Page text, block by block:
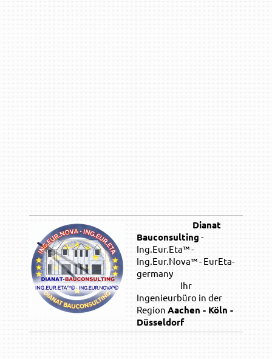
Dianat
Bauconsulting -
Ing.Eur.Eta™ -
Ing.Eur.Nova™ - EurEta-
germany
Ihr
Ingenieurbüro in der
Region Aachen - Köln -
Düsseldorf